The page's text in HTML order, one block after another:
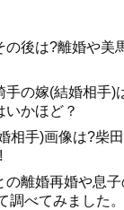
の後は?離婚や美
の嫁(結婚相手)
いかほど？
相手)画像は?柴
の離婚再婚や息
調べてみました。